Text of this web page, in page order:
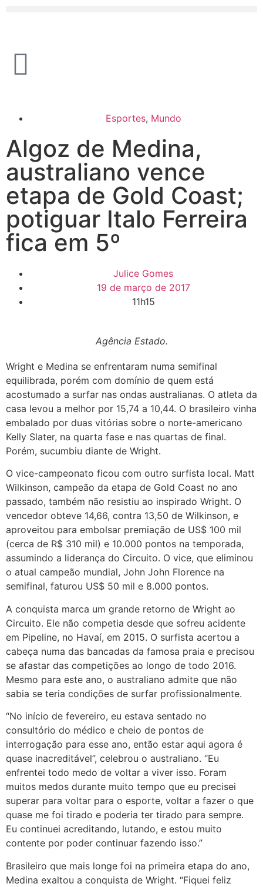
Esportes, Mundo
Algoz de Medina,
australiano vence
etapa de Gold Coast;
potiguar Italo Ferreira
fica em 5º
Julice Gomes
19 de março de 2017
11h15
Agência Estado.
Wright e Medina se enfrentaram numa semifinal
equilibrada, porém com domínio de quem está
acostumado a surfar nas ondas australianas. O atleta da
casa levou a melhor por 15,74 a 10,44. O brasileiro vinha
embalado por duas vitórias sobre o norte-americano
Kelly Slater, na quarta fase e nas quartas de final.
Porém, sucumbiu diante de Wright.
O vice-campeonato ficou com outro surfista local. Matt
Wilkinson, campeão da etapa de Gold Coast no ano
passado, também não resistiu ao inspirado Wright. O
vencedor obteve 14,66, contra 13,50 de Wilkinson, e
aproveitou para embolsar premiação de US$ 100 mil
(cerca de R$ 310 mil) e 10.000 pontos na temporada,
assumindo a liderança do Circuito. O vice, que eliminou
o atual campeão mundial, John John Florence na
semifinal, faturou US$ 50 mil e 8.000 pontos.
A conquista marca um grande retorno de Wright ao
Circuito. Ele não competia desde que sofreu acidente
em Pipeline, no Havaí, em 2015. O surfista acertou a
cabeça numa das bancadas da famosa praia e precisou
se afastar das competições ao longo de todo 2016.
Mesmo para este ano, o australiano admite que não
sabia se teria condições de surfar profissionalmente.
“No início de fevereiro, eu estava sentado no
consultório do médico e cheio de pontos de
interrogação para esse ano, então estar aqui agora é
quase inacreditável”, celebrou o australiano. “Eu
enfrentei todo medo de voltar a viver isso. Foram
muitos medos durante muito tempo que eu precisei
superar para voltar para o esporte, voltar a fazer o que
quase me foi tirado e poderia ter tirado para sempre.
Eu continuei acreditando, lutando, e estou muito
contente por poder continuar fazendo isso.”
Brasileiro que mais longe foi na primeira etapa do ano,
Medina exaltou a conquista de Wright. “Fiquei feliz